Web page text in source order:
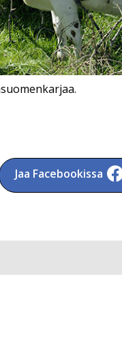
Jaa Facebookissa